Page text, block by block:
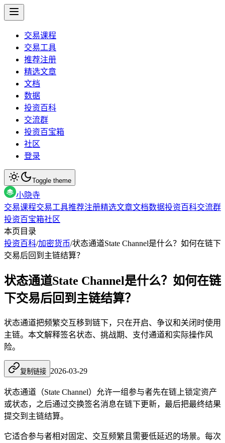
交易课程
交易工具
推荐注册
精选文章
文档
数据
投资百科
交流群
投资百宝箱
社区
登录
Toggle theme
小隐寺
交易课程交易工具推荐注册精选文章文档数据投资百科交流群
投资百宝箱社区
本页目录
投资百科/加密货币/状态通道State Channel是什么？如何在链下
交易后回到主链结算？
状态通道State Channel是什么？如何在链
下交易后回到主链结算？
状态通道把频繁交互移到链下，只在开启、争议和关闭时使用
主链。本文解释签名状态、挑战期、支付通道和实际操作风
险。
复制链接 2026-03-29
状态通道（State Channel）允许一组参与者先在链上锁定资产
或状态，之后通过交换签名消息在链下更新，最后把最终结果
提交到主链结算。
它适合参与者相对固定、交互频繁且需要低延迟的场景。每次